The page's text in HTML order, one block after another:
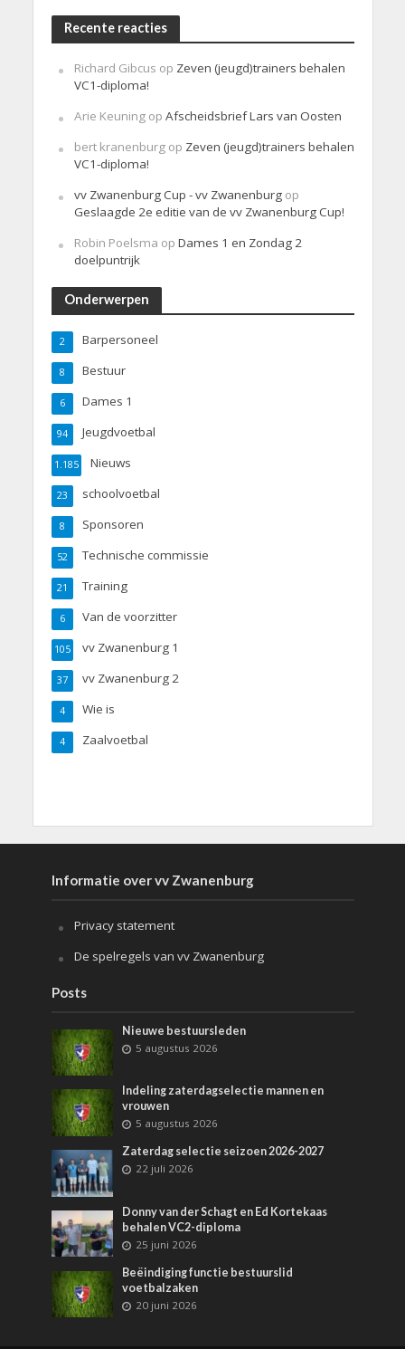
Recente reacties
Richard Gibcus op Zeven (jeugd)trainers behalen
VC1-diploma!
Arie Keuningop Afscheidsbrief Lars van Oosten
bert kranenburgop Zeven (jeugd)trainers behalen
VC1-diploma!
vv Zwanenburg Cup - vv Zwanenburgop
Geslaagde 2e editie van de vv Zwanenburg Cup!
Robin Poelsma op Dames 1 en Zondag 2
doelpuntrijk
Onderwerpen
Barpersoneel
2
Bestuur
8
Dames 1
6
Jeugdvoetbal
94
Nieuws
1.185
schoolvoetbal
23
Sponsoren
8
Technische commissie
52
Training
21
Van de voorzitter
6
vv Zwanenburg 1
105
vv Zwanenburg 2
37
Wie is
4
Zaalvoetbal
4
Informatie over vv Zwanenburg
Privacy statement
De spelregels van vv Zwanenburg
Posts
Nieuwe bestuursleden
5 augustus 2026
Indeling zaterdagselectie mannen en
vrouwen
5 augustus 2026
Zaterdag selectie seizoen 2026-2027
22 juli 2026
Donny van der Schagt en Ed Kortekaas
behalen VC2-diploma
25 juni 2026
Beëindiging functie bestuurslid
voetbalzaken
20 juni 2026